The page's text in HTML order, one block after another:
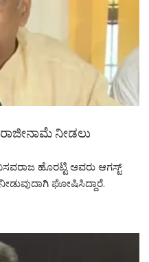
ರಾಜೀನಾಮೆ ನೀಡಲು
ಹೊರಟ್ಟಿ ಅವರು ಆಗಸ್ಟ್‌
ಘೋಷಿಸಿದ್ದಾರೆ.